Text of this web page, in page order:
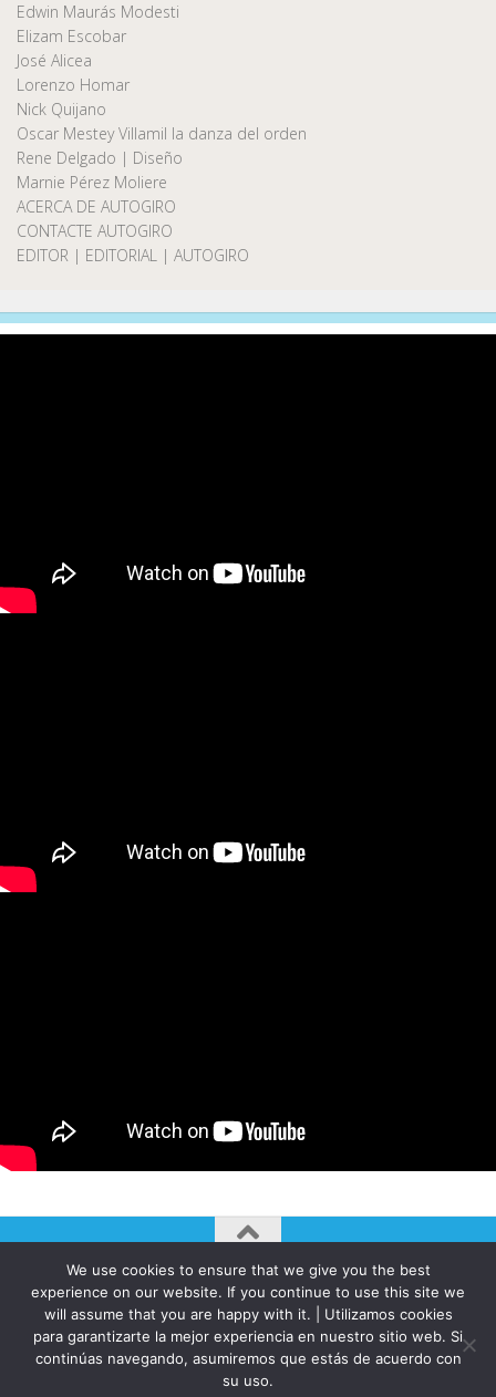
Edwin Maurás Modesti
Elizam Escobar
José Alicea
Lorenzo Homar
Nick Quijano
Oscar Mestey Villamil la danza del orden
Rene Delgado | Diseño
Marnie Pérez Moliere
ACERCA DE AUTOGIRO
CONTACTE AUTOGIRO
EDITOR | EDITORIAL | AUTOGIRO
AUTOGIRO/el giro del arte actual © JAVIER MARTINEZ 2026. All
Rights Reserved.
Funciona con - Diseñado con elTema Hueman
We use cookies to ensure that we give you the best
experience on our website. If you continue to use this site we
will assume that you are happy with it. | Utilizamos cookies
para garantizarte la mejor experiencia en nuestro sitio web. Si
continúas navegando, asumiremos que estás de acuerdo con
su uso.